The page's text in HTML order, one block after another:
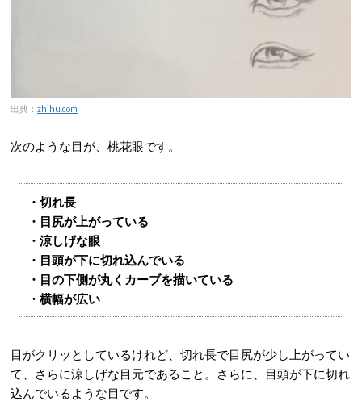
出典： zhihu.com
次のような目が、桃花眼です。
・切れ長
・目尻が上がっている
・涼しげな眼
・目頭が下に切れ込んでいる
・目の下側が丸くカーブを描いている
・横幅が広い
目がクリッとしているけれど、切れ長で目尻が少し上がってい
て、さらに涼しげな目元であること。さらに、目頭が下に切れ
込んでいるような目です。